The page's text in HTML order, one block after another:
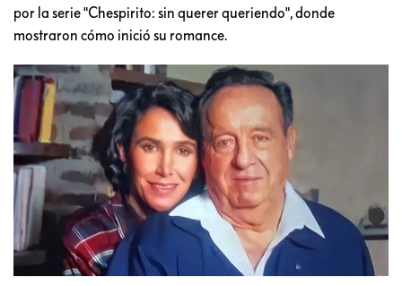
por la serie "Chespirito: sin querer queriendo", donde
mostraron cómo inició su romance.